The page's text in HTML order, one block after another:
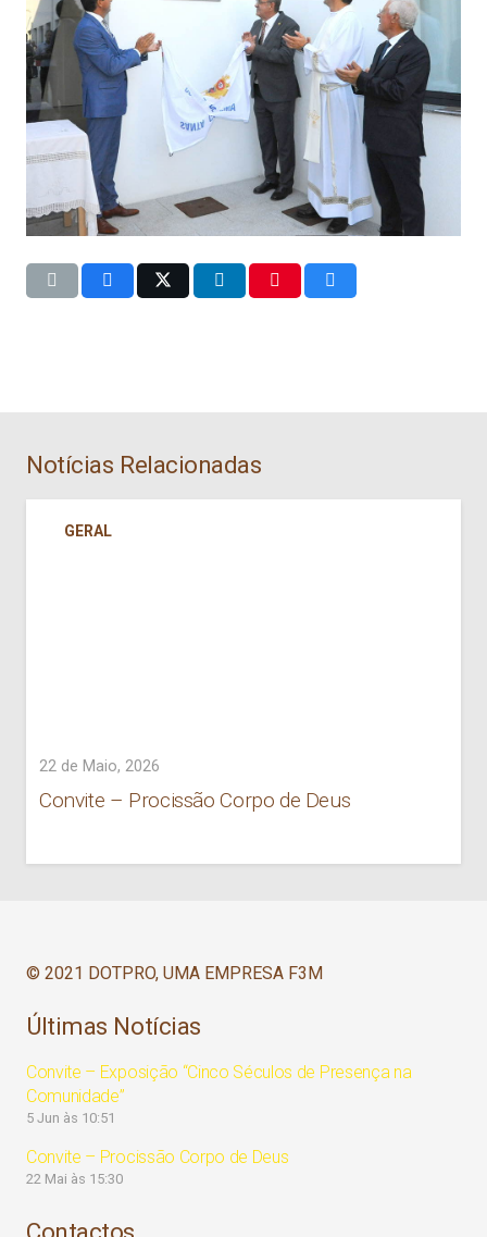
Notícias Relacionadas
GERAL
22 de Maio, 2026
Convite – Procissão Corpo de Deus
© 2021 DOTPRO, UMA EMPRESA F3M
Últimas Notícias
Convite – Exposição “Cinco Séculos de Presença na
Comunidade”
5 Jun às 10:51
Convite – Procissão Corpo de Deus
22 Mai às 15:30